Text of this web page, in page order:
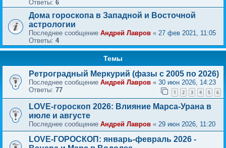
Ответы: 6
Дома гороскопа в Западной и Восточной
астрологии
Последнее сообщение Андрей Лавров « 27 фев 2021, 11:05
Ответы: 4
Темы
Ретроградный Меркурий (фазы с 2005 по 2026)
Последнее сообщение Андрей Лавров « 30 июн 2026, 14:23
Ответы: 77 1 2 3 4 5 6
LOVE-гороскоп 2026: Влияние Марса-Урана в
июле и августе
Последнее сообщение Андрей Лавров « 29 июн 2026, 11:20
LOVE-ГОРОСКОП: январь-февраль 2026 -